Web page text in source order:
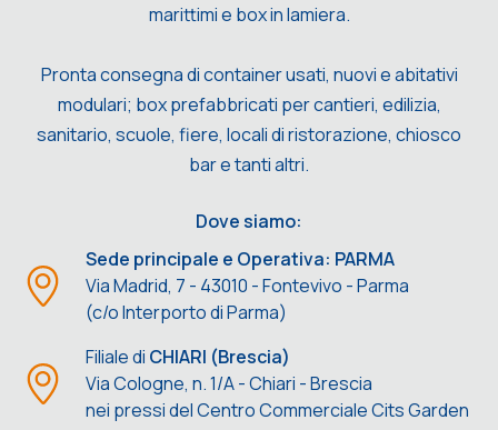
marittimi e box in lamiera.
Pronta consegna di container usati, nuovi e abitativi
modulari; box prefabbricati per cantieri, edilizia,
sanitario, scuole, fiere, locali di ristorazione, chiosco
bar e tanti altri.
Dove siamo:
Sede principale e Operativa: PARMA
Via Madrid, 7 - 43010 - Fontevivo - Parma
(c/o Interporto di Parma)
Filiale di CHIARI (Brescia)
Via Cologne, n. 1/A - Chiari - Brescia
nei pressi del Centro Commerciale Cits Garden